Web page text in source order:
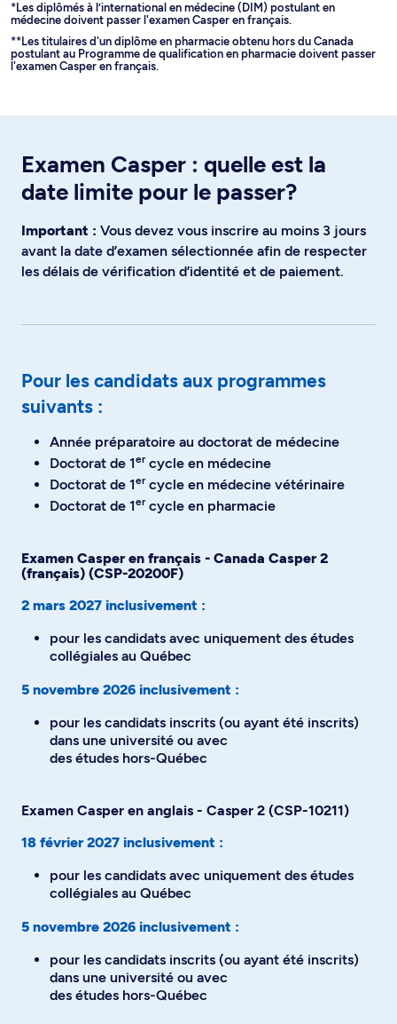
*Les diplômés à l’international en médecine (DIM) postulant en
médecine doivent passer l'examen Casper en français.
**Les titulaires d'un diplôme en pharmacie obtenu hors du Canada
postulant au Programme de qualification en pharmacie doivent passer
l'examen Casper en français.
Examen Casper : quelle est la
date limite pour le passer?
Important : Vous devez vous inscrire au moins 3 jours
avant la date d’examen sélectionnée afin de respecter
les délais de vérification d’identité et de paiement.
Pour les candidats aux programmes
suivants :
Année préparatoire au doctorat de médecine
Doctorat de 1ercycle en médecine
Doctorat de 1ercycle en médecine vétérinaire
Doctorat de 1ercycle en pharmacie
Examen Casper en français - Canada Casper 2
(français) (CSP-20200F)
2 mars 2027 inclusivement :
pour les candidats avec uniquement des études
collégiales au Québec
5 novembre 2026 inclusivement :
pour les candidats inscrits (ou ayant été inscrits)
dans une université ou avec
des études hors-Québec
Examen Casper en anglais - Casper 2 (CSP-10211)
18 février 2027 inclusivement :
pour les candidats avec uniquement des études
collégiales au Québec
5 novembre 2026 inclusivement :
pour les candidats inscrits (ou ayant été inscrits)
dans une université ou avec
des études hors-Québec